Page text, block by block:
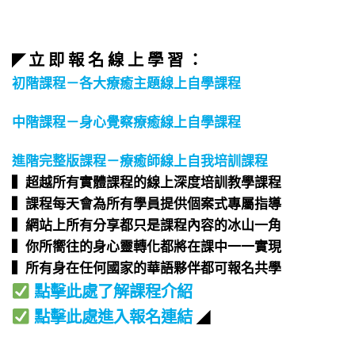
◤立 即 報 名 線 上 學 習 ：
初階課程－各大療癒主題線上自學課程
中階課程－身心覺察療癒線上自學課程
進階完整版課程－療癒師線上自我培訓課程
▍超越所有實體課程的線上深度培訓教學課程​
▍課程每天會為所有學員提供個案式專屬指導​
▍網站上所有分享都只是課程內容的冰山一角​
▍你所嚮往的身心靈轉化都將在課中一一實現​
▍所有身在任何國家的華語夥伴都可報名共學​
點擊此處了解課程介紹
點擊此處進入報名連結 ◢